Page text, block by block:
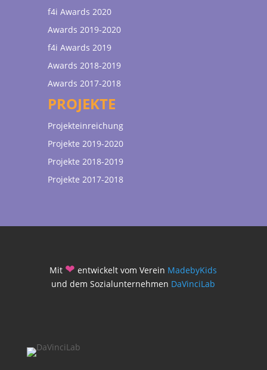
f4i Awards 2020
Awards 2019-2020
f4i Awards 2019
Awards 2018-2019
Awards 2017-2018
PROJEKTE
Projekteinreichung
Projekte 2019-2020
Projekte 2018-2019
Projekte 2017-2018
Mit ❤ entwickelt vom Verein MadebyKids
und dem Sozialunternehmen DaVinciLab